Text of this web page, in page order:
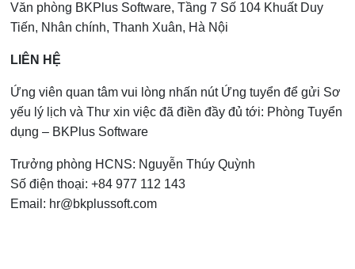
Văn phòng BKPlus Software, Tầng 7 Số 104 Khuất Duy
Tiến, Nhân chính, Thanh Xuân, Hà Nội
LIÊN HỆ
Ứng viên quan tâm vui lòng nhấn nút Ứng tuyển để gửi Sơ
yếu lý lịch và Thư xin việc đã điền đầy đủ tới: Phòng Tuyển
dụng – BKPlus Software
Trưởng phòng HCNS: Nguyễn Thúy Quỳnh
Số điện thoại: +84 977 112 143
Email: hr@bkplussoft.com